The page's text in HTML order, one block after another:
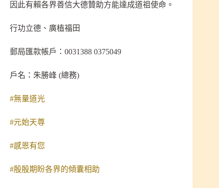
因此有賴各界善信大德贊助方能達成道祖使命。
行功立德、廣植福田
郵局匯款帳戶：0031388 0375049
戶名：朱勝峰 (總務)
#無量道光
#元始天尊
#感恩有您
#殷殷期盼各界的傾囊相助